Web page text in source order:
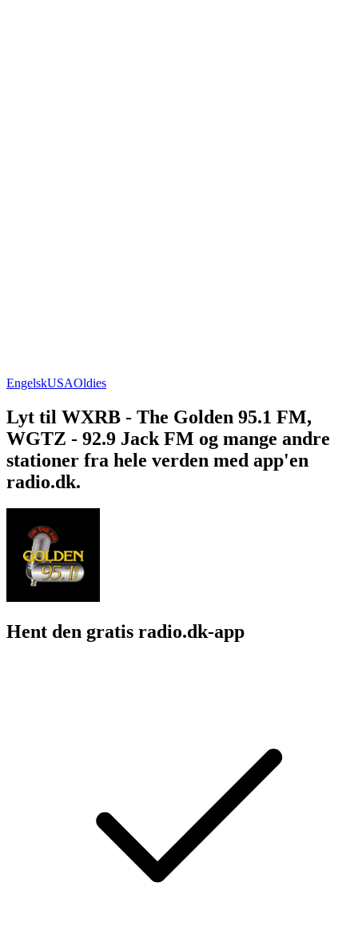
EngelskUSAOldies
Lyt til WXRB - The Golden 95.1 FM,
WGTZ - 92.9 Jack FM og mange andre
stationer fra hele verden med app'en
radio.dk.
Hent den gratis radio.dk-app